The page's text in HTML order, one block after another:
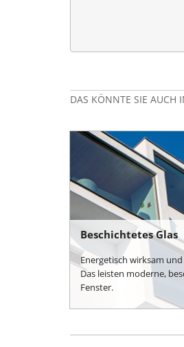
DAS KÖNNTE SIE AUCH
Beschichtetes Glas
Energetisch wirksam
Das leisten moderne,
Fenster.